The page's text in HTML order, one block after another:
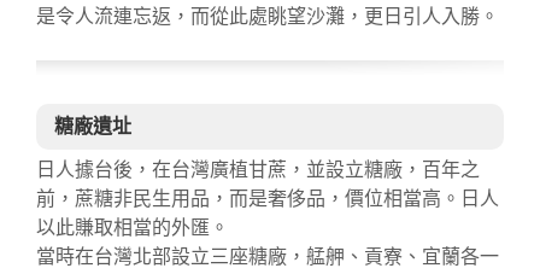
是令人流連忘返，而從此處眺望沙灘，更日引人入勝。
糖廠遺址
日人據台後，在台灣廣植甘蔗，並設立糖廠，百年之
前，蔗糖非民生用品，而是奢侈品，價位相當高。日人
以此賺取相當的外匯。
當時在台灣北部設立三座糖廠，艋舺、貢寮、宜蘭各一